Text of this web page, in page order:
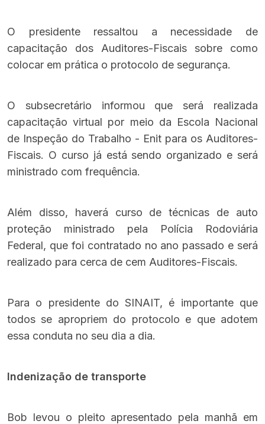
O presidente ressaltou a necessidade de
capacitação dos Auditores-Fiscais sobre como
colocar em prática o protocolo de segurança.
O subsecretário informou que será realizada
capacitação virtual por meio da Escola Nacional
de Inspeção do Trabalho - Enit para os Auditores-
Fiscais. O curso já está sendo organizado e será
ministrado com frequência.
Além disso, haverá curso de técnicas de auto
proteção ministrado pela Polícia Rodoviária
Federal, que foi contratado no ano passado e será
realizado para cerca de cem Auditores-Fiscais.
Para o presidente do SINAIT, é importante que
todos se apropriem do protocolo e que adotem
essa conduta no seu dia a dia.
Indenização de transporte
Bob levou o pleito apresentado pela manhã em